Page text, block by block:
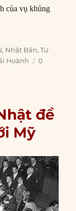
của vụ khủng
Nội tình Khủng
, Nhật Bản,Tư
Hoành
0
đề
Mỹ